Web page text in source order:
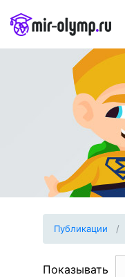
Публикации
Показывать